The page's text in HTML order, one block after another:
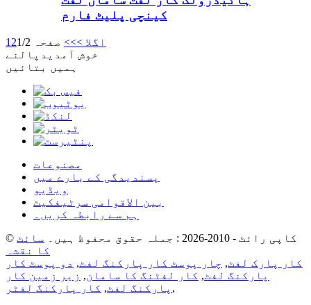
کینچی پلیٹ فارم
1 2 اگلا >>> صفحہ 1/2
خوش آمدید پالنے
ہمیں بتائیں
مصنوعات
پسندیدگی کے بارے میں
ویڈیو
بین الاقوامی سرٹیفکیٹ
ہم سے رابطہ کریں۔
© کاپی رائٹ - 2010-2026 : جملہ حقوق محفوظ ہیں۔
سائٹ
کا نقشہ
کار پارک لفٹ, چار پوسٹ کار پارکنگ لفٹ, دو پوسٹ کار
پارکنگ لفٹ, کار لفٹنگ کا سامان, زیر زمین کار
پارکنگ لفٹ, کار پارکنگ لفٹر
,